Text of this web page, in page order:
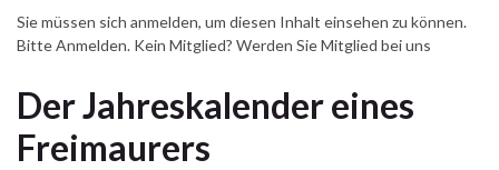
Sie müssen sich anmelden, um diesen Inhalt einsehen zu können.
Bitte Anmelden. Kein Mitglied? Werden Sie Mitglied bei uns
Der Jahreskalender eines
Freimaurers